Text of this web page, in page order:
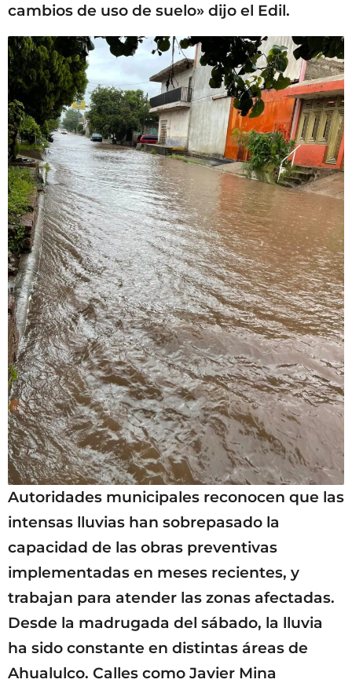
cambios de uso de suelo» dijo el Edil.
Autoridades municipales reconocen que las
intensas lluvias han sobrepasado la
capacidad de las obras preventivas
implementadas en meses recientes, y
trabajan para atender las zonas afectadas.
Desde la madrugada del sábado, la lluvia
ha sido constante en distintas áreas de
Ahualulco. Calles como Javier Mina